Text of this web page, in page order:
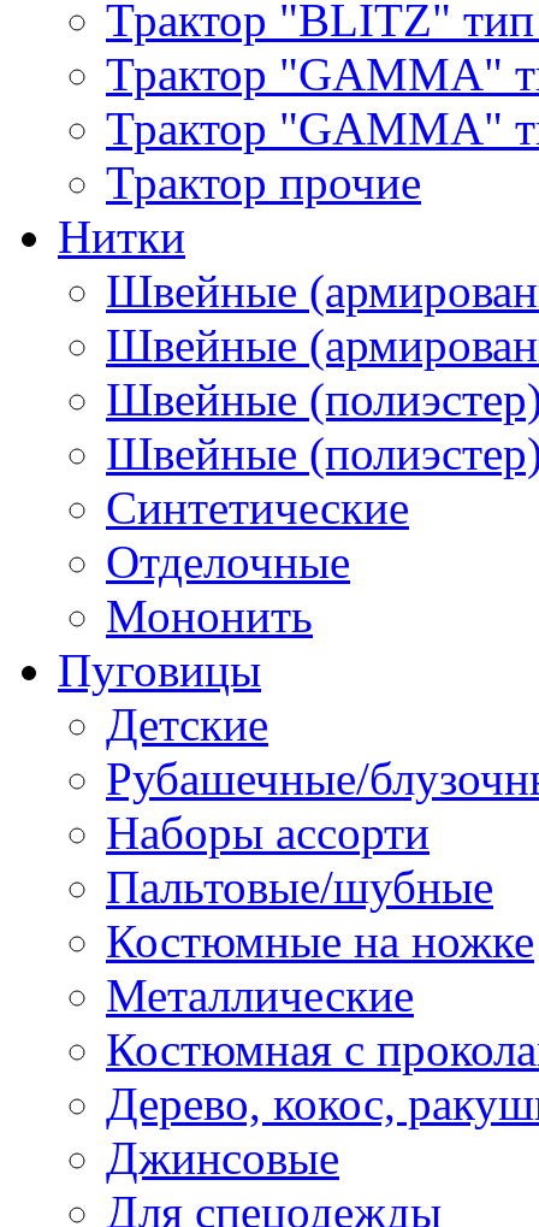
Трактор "BLITZ"
Трактор "GAMMA"
Трактор "GAMMA"
Трактор прочие
Нитки
Швейные
Швейные
Швейные
Швейные
Синтетические
Отделочные
Мононить
Пуговицы
Детские
Рубашечные/
Наборы ассорти
Пальтовые/шубные
Костюмные на ножке
Металлические
Костюмная с
Дерево, кокос,
Джинсовые
Для спецодежды